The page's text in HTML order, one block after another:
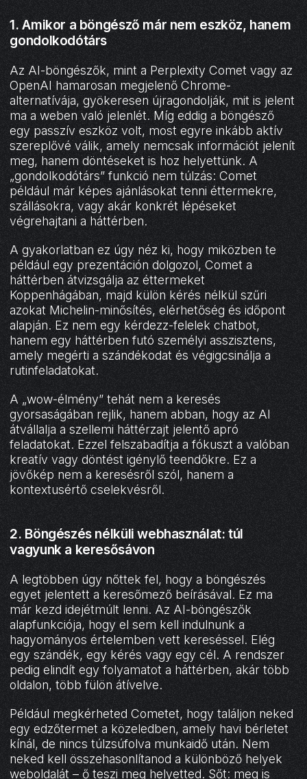
1. Amikor a böngésző már nem eszköz, hanem
gondolkodótárs
Az AI-böngészők, mint a Perplexity Comet vagy az
OpenAI hamarosan megjelenő Chrome-
alternatívája, gyökeresen újragondolják, mit is jelent
ma a weben való jelenlét. Míg eddig a böngésző
egy passzív eszköz volt, most egyre inkább aktív
szereplővé válik, amely nemcsak információt jelenít
meg, hanem döntéseket is hoz helyettünk. A
„gondolkodótárs” funkció nem túlzás: Comet
például már képes ajánlásokat tenni éttermekre,
szállásokra, vagy akár konkrét lépéseket
végrehajtani a háttérben.
A gyakorlatban ez úgy néz ki, hogy miközben te
például egy prezentáción dolgozol, Comet a
háttérben átvizsgálja az éttermeket
Koppenhágában, majd külön kérés nélkül szűri
azokat Michelin-minősítés, elérhetőség és időpont
alapján. Ez nem egy kérdezz-felelek chatbot,
hanem egy háttérben futó személyi asszisztens,
amely megérti a szándékodat és végigcsinálja a
rutinfeladatokat.
A „wow-élmény” tehát nem a keresés
gyorsaságában rejlik, hanem abban, hogy az AI
átvállalja a szellemi háttérzajt jelentő apró
feladatokat. Ezzel felszabadítja a fókuszt a valóban
kreatív vagy döntést igénylő teendőkre. Ez a
jövőkép nem a keresésről szól, hanem a
kontextusértő cselekvésről.
2. Böngészés nélküli webhasználat: túl
vagyunk a keresősávon
A legtöbben úgy nőttek fel, hogy a böngészés
egyet jelentett a keresőmező beírásával. Ez ma
már kezd idejétmúlt lenni. Az AI-böngészők
alapfunkciója, hogy el sem kell indulnunk a
hagyományos értelemben vett kereséssel. Elég
egy szándék, egy kérés vagy egy cél. A rendszer
pedig elindít egy folyamatot a háttérben, akár több
oldalon, több fülön átívelve.
Például megkérheted Cometet, hogy találjon neked
egy edzőtermet a közeledben, amely havi bérletet
kínál, de nincs túlzsúfolva munkaidő után. Nem
neked kell összehasonlítanod a különböző helyek
weboldalát – ő teszi meg helyetted. Sőt: meg is